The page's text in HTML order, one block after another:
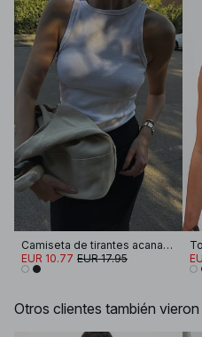
Camiseta de tirantes acanalada
EUR 10.77 EUR 17.95
Otros clientes también vieron